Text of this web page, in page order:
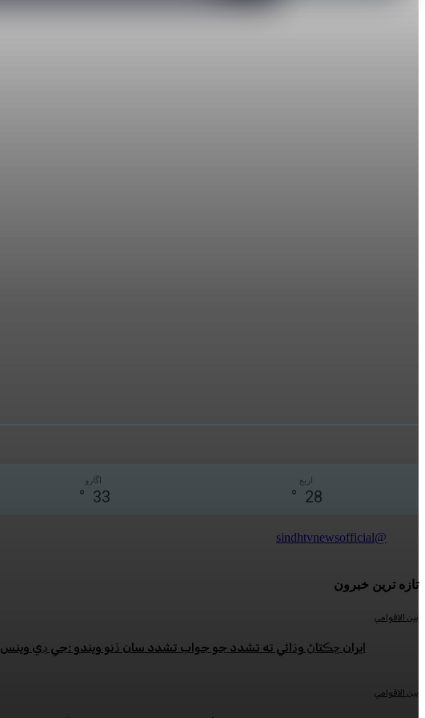
اڱارو
33
°
اربع
28
°
@sindhtvnewsofficial
تازه ترين خبرون
بين الاقوامي
ايران ڇڪتاڻ وڌائي ته تشدد جو جواب تشدد سان ڏنو ويندو :جي ڊي وينس
بين الاقوامي